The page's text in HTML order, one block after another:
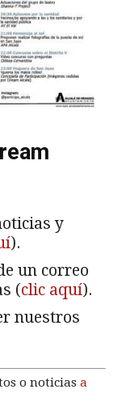
y
).
un correo
(clic aquí).
nuestros
o noticias a